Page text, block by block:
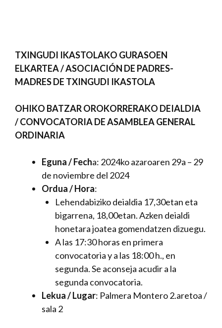
TXINGUDI IKASTOLAKO GURASOEN
ELKARTEA / ASOCIACIÓN DE PADRES-
MADRES DE TXINGUDI IKASTOLA
OHIKO BATZAR OROKORRERAKO DEIALDIA
/ CONVOCATORIA DE ASAMBLEA GENERAL
ORDINARIA
Eguna / Fecha: 2024ko azaroaren 29a – 29
de noviembre del 2024
Ordua / Hora:
Lehendabiziko deialdia 17,30etan eta
bigarrena, 18,00etan. Azken deialdi
honetara joatea gomendatzen dizuegu.
A las 17:30 horas en primera
convocatoria y a las 18:00 h., en
segunda. Se aconseja acudir a la
segunda convocatoria.
Lekua / Lugar: Palmera Montero 2.aretoa /
sala 2